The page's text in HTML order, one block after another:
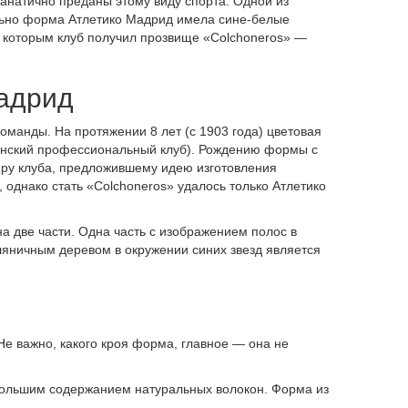
форма Атлетико Мадрид имела сине-белые
которым клуб получил прозвище «Colchoneros» —
На протяжении 8 лет (с 1903 года) цветовая
профессиональный клуб). Рождению формы с
клуба, предложившему идею изготовления
стать «Colchoneros» удалось только Атлетико
две части. Одна часть с изображением полос в
деревом в окружении синих звезд является
важно, какого кроя форма, главное — она не
содержанием натуральных волокон. Форма из